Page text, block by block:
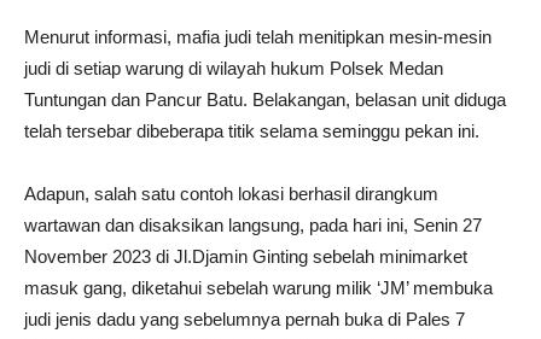
Menurut informasi, mafia judi telah menitipkan mesin-mesin
judi di setiap warung di wilayah hukum Polsek Medan
Tuntungan dan Pancur Batu. Belakangan, belasan unit diduga
telah tersebar dibeberapa titik selama seminggu pekan ini.
Adapun, salah satu contoh lokasi berhasil dirangkum
wartawan dan disaksikan langsung, pada hari ini, Senin 27
November 2023 di Jl.Djamin Ginting sebelah minimarket
masuk gang, diketahui sebelah warung milik ‘JM’ membuka
judi jenis dadu yang sebelumnya pernah buka di Pales 7